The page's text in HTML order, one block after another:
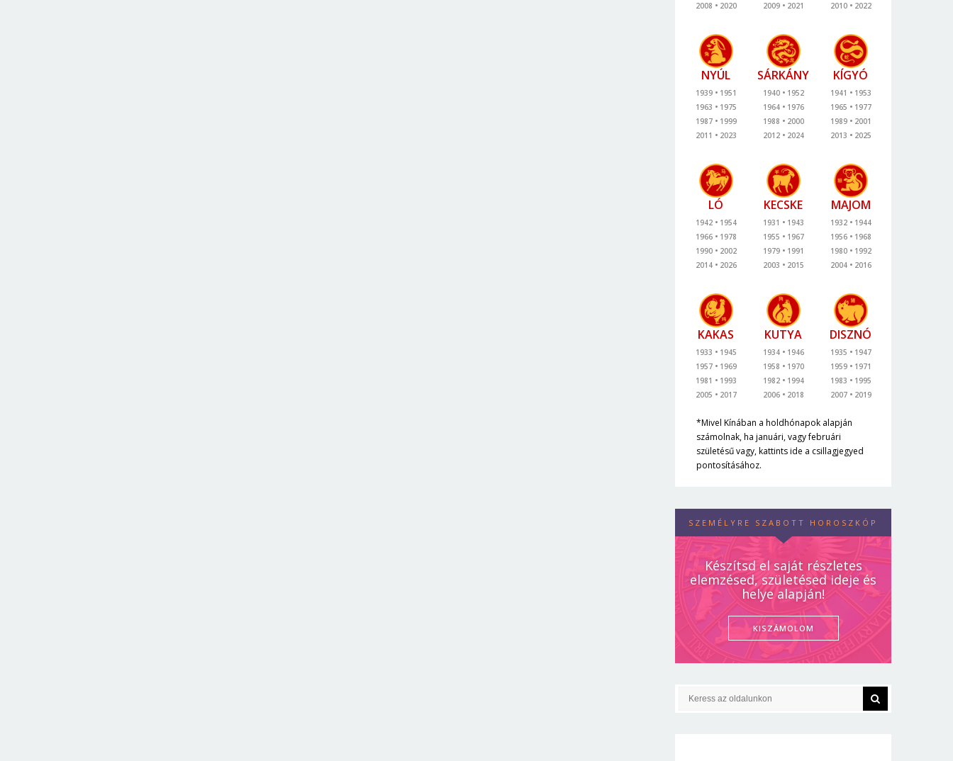
2008
2020
2009
2021
2010
2022
NYÚL
1939
1951
1963
1975
1987
1999
2011
2023
SÁRKÁNY
1940
1952
1964
1976
1988
2000
2012
2024
KÍGYÓ
1941
1953
1965
1977
1989
2001
2013
2025
LÓ
1942
1954
1966
1978
1990
2002
2014
2026
KECSKE
1931
1943
1955
1967
1979
1991
2003
2015
MAJOM
1932
1944
1956
1968
1980
1992
2004
2016
KAKAS
1933
1945
1957
1969
1981
1993
2005
2017
KUTYA
1934
1946
1958
1970
1982
1994
2006
2018
DISZNÓ
1935
1947
1959
1971
1983
1995
2007
2019
*Mivel Kínában a holdhónapok alapján
számolnak, ha januári, vagy februári
születésű vagy, kattints ide a csillagjegyed
pontosításához.
SZEMÉLYRE SZABOTT HOROSZKÓP
Készítsd el saját részletes
elemzésed, születésed ideje és
helye alapján!
KISZÁMOLOM